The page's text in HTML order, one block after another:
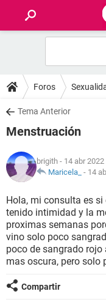
FOROS
SALUD
NUTRICIÓN
BIENESTAR
SEXUALIDAD
GLOSARIO
Foros
Tema Anterior
Menstruación
brigith - 14 abr
Maricela_ - 14
Hola, mi consulta es
tenido intimidad y la
proximas semanas
vino solo poco
poco de sangrado
mas oscura, pero solo
Compartir